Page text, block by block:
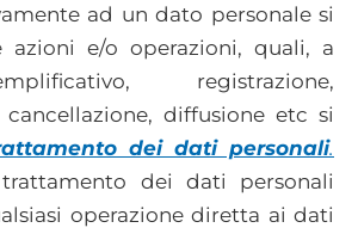
ad un dato personale si
azioni e/o operazioni, quali, a
registrazione,
cancellazione, diffusione etc si
dei dati personali.
dei dati personali
operazione diretta ai dati